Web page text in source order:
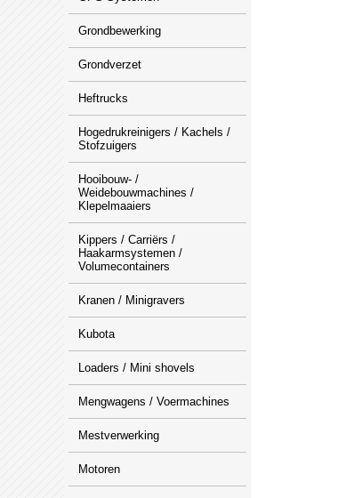
Grondbewerking
Grondverzet
Heftrucks
Hogedrukreinigers / Kachels /
Stofzuigers
Hooibouw- /
Weidebouwmachines /
Klepelmaaiers
Kippers / Carriërs /
Haakarmsystemen /
Volumecontainers
Kranen / Minigravers
Kubota
Loaders / Mini shovels
Mengwagens / Voermachines
Mestverwerking
Motoren